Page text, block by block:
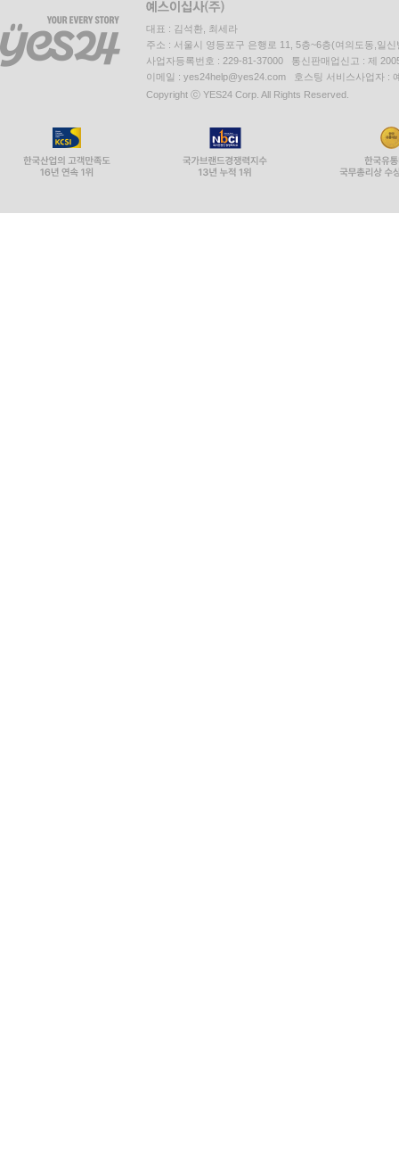
대표 : 김석환, 최세라
주소 : 서울시 영등포구 은행로 11, 5층~6층(여의도동,일신
사업자등록번호 : 229-81-37000 통신판매업신고 : 제
이메일 : yes24help@yes24.com 호스팅 서비스사업자 :
Copyright ⓒ YES24 Corp. All Rights Reserved.